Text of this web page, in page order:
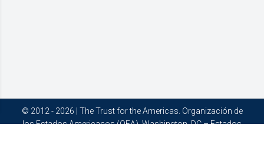
© 2012 - 2026 | The Trust for the Americas. Organización de
los Estados Americanos (OEA). Washington, DC – Estados